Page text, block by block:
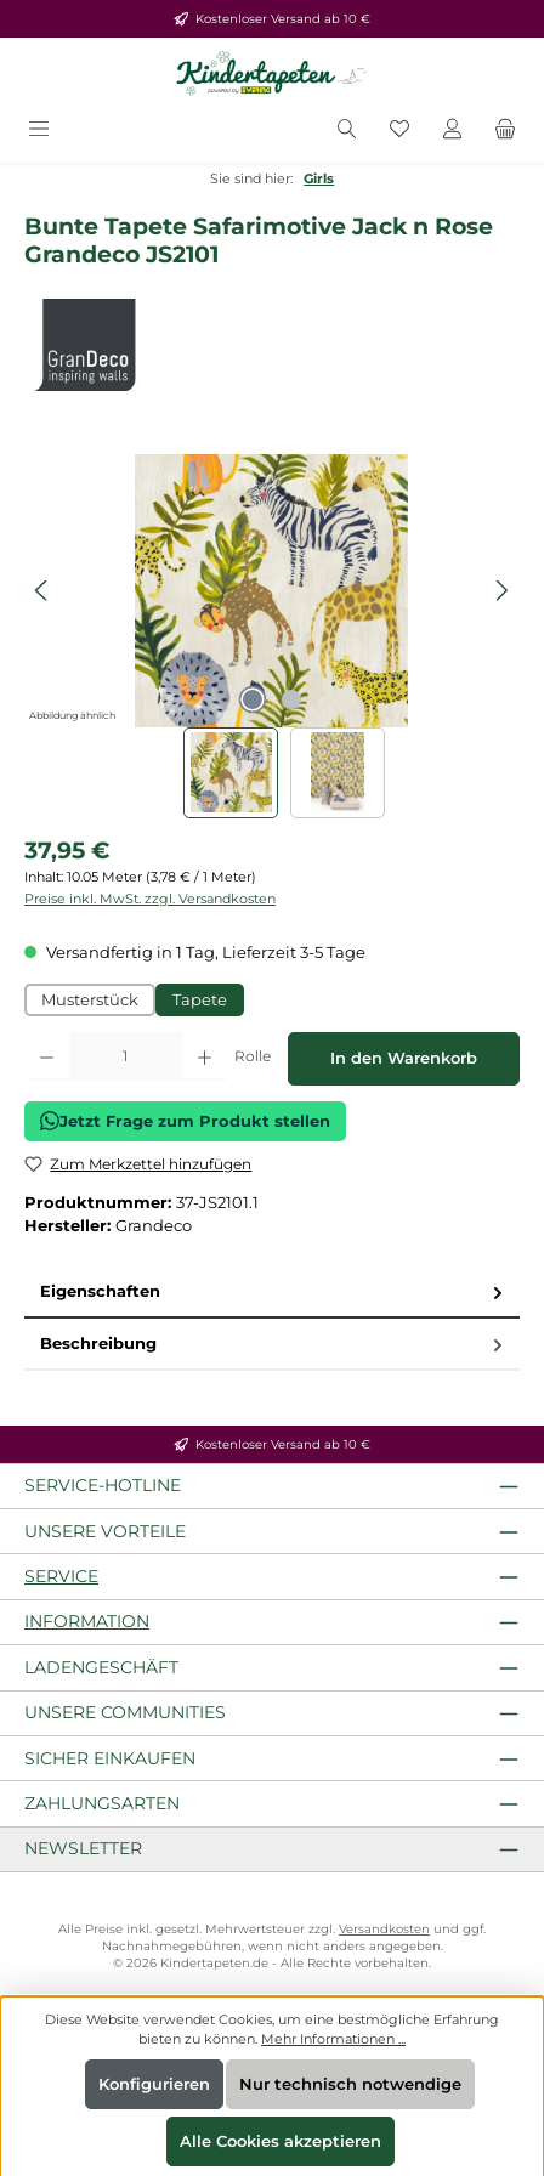
Zum Hauptinhalt springenKostenloser Versand ab 10 €
Du hast 0
Sie sind hier: Girls
Bunte Tapete Safarimotive Jack n Rose
Grandeco JS2101
Bildergalerie überspringen
Abbildung ähnlich
Regulärer Preis:
37,95 €
Inhalt: 10.05 Meter (3,78 € / 1 Meter)
Preise inkl. MwSt. zzgl. Versandkosten
Versandfertig in 1 Tag, Lieferzeit 3-5 Tage
Musterstück Tapete
Produkt Anzahl: Gib den gewünschten Wert ein oder benutze die
Rolle In den Warenkorb
Jetzt Frage zum Produkt stellen
Zum Merkzettel hinzufügen
Produktnummer: 37-JS2101.1
Hersteller: Grandeco
Eigenschaften
Beschreibung
Kostenloser Versand ab 10 €
SERVICE-HOTLINE
UNSERE VORTEILE
SERVICE
INFORMATION
LADENGESCHÄFT
UNSERE COMMUNITIES
SICHER EINKAUFEN
ZAHLUNGSARTEN
NEWSLETTER
Alle Preise inkl. gesetzl. Mehrwertsteuer zzgl. Versandkosten und ggf.
Nachnahmegebühren, wenn nicht anders angegeben.
© 2026 Kindertapeten.de - Alle Rechte vorbehalten.
Diese Website verwendet Cookies, um eine bestmögliche Erfahrung
bieten zu können. Mehr Informationen ...
Nur technisch notwendige
Konfigurieren
Alle Cookies akzeptieren